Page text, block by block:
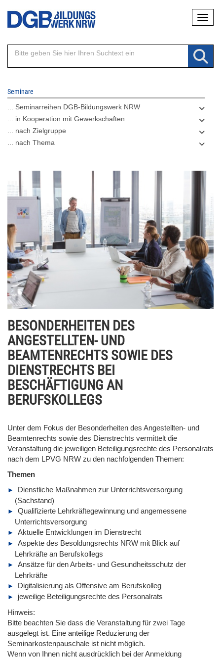
Direkt
Inhalt
Seminare
... Seminarreihen DGB-Bildungswerk NRW
... in Kooperation mit Gewerkschaften
... nach Zielgruppe
... nach Thema
BESONDERHEITEN DES
ANGESTELLTEN- UND
BEAMTENRECHTS SOWIE DES
DIENSTRECHTS BEI
BESCHÄFTIGUNG AN
BERUFSKOLLEGS
Unter dem Fokus der Besonderheiten des Angestellten- und
Beamtenrechts sowie des Dienstrechts vermittelt die
Veranstaltung die jeweiligen Beteiligungsrechte des Personalrats
nach dem LPVG NRW zu den nachfolgenden Themen:
Themen
Dienstliche Maßnahmen zur Unterrichtsversorgung
(Sachstand)
Qualifizierte Lehrkräftegewinnung und angemessene
Unterrichtsversorgung
Aktuelle Entwicklungen im Dienstrecht
Aspekte des Besoldungsrechts NRW mit Blick auf
Lehrkräfte an Berufskollegs
Ansätze für den Arbeits- und Gesundheitsschutz der
Lehrkräfte
Digitalisierung als Offensive am Berufskolleg
jeweilige Beteiligungsrechte des Personalrats
Hinweis:
Bitte beachten Sie dass die Veranstaltung für zwei Tage
ausgelegt ist. Eine anteilige Reduzierung der
Seminarkostenpauschale ist nicht möglich.
Wenn von Ihnen nicht ausdrücklich bei der Anmeldung